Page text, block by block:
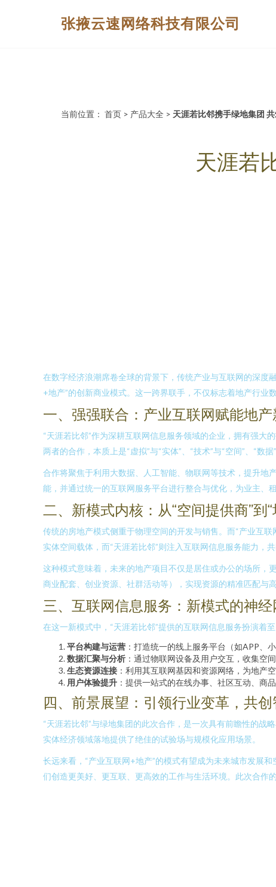
张掖云速网络科技有限公司
当前位置： 首页 > 产品大全 > 天涯若比邻携手绿地集团
天涯若
在数字经济浪潮席卷全球的背景下，传统产业与互联网的深度
+地产”的创新商业模式。这一跨界联手，不仅标志着地产行业
一、强强联合：产业互联网赋能地
“天涯若比邻”作为深耕互联网信息服务领域的企业，拥有强大
两者的合作，本质上是“虚拟”与“实体”、“技术”与“空间”、“
合作将聚焦于利用大数据、人工智能、物联网等技术，提升地
能，并通过统一的互联网服务平台进行整合与优化，为业主、
二、新模式内核：从“空间提供商”到
传统的房地产模式侧重于物理空间的开发与销售。而“产业互
实体空间载体，而“天涯若比邻”则注入互联网信息服务能力，
这种模式意味着，未来的地产项目不仅是居住或办公的场所，
商业配套、创业资源、社群活动等），实现资源的精准匹配与
三、互联网信息服务：新模式的神经
在这一新模式中，“天涯若比邻”提供的互联网信息服务扮演着
平台构建与运营 ：打造统一的线上服务平台（如APP、
数据汇聚与分析 ：通过物联网设备及用户交互，收集空
生态资源连接 ：利用其互联网基因和资源网络，为地产
用户体验提升 ：提供一站式的在线办事、社区互动、商
四、前景展望：引领行业变革，共
“天涯若比邻”与绿地集团的此次合作，是一次具有前瞻性的战
实体经济领域落地提供了绝佳的试验场与规模化应用场景。
长远来看，“产业互联网+地产”的模式有望成为未来城市发展
们创造更美好、更互联、更高效的工作与生活环境。此次合作